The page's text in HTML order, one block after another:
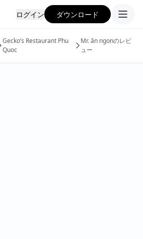
ログイン ダウンロード
Gecko’s Restaurant Phu
Quoc
Mr. ăn ngonのレビ
ュー